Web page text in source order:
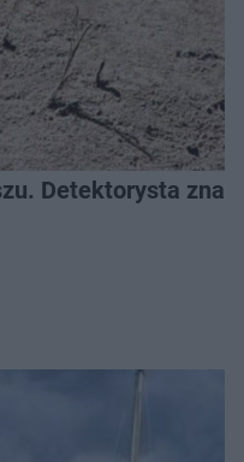
Detektorysta